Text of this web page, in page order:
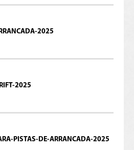
2025
2025
PISTAS-DE-ARRANCADA-2025